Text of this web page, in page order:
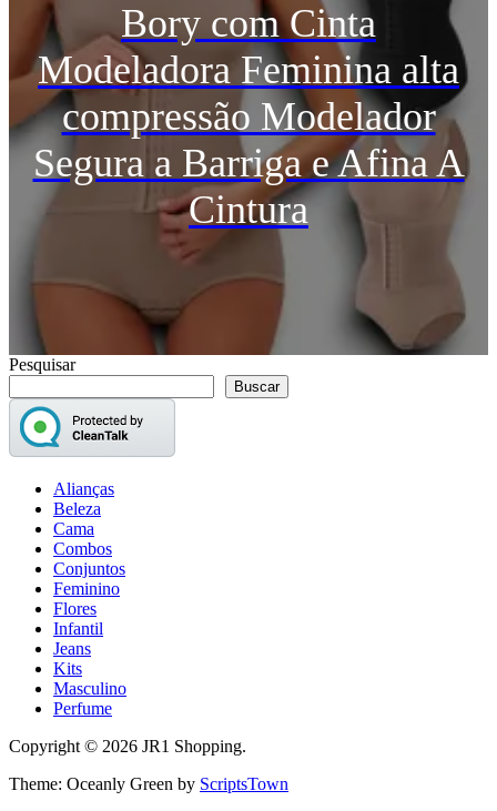
Bory com Cinta
Modeladora Feminina alta
compressão Modelador
Segura a Barriga e Afina A
Cintura
Pesquisar
Buscar
Alianças
Beleza
Cama
Combos
Conjuntos
Feminino
Flores
Infantil
Jeans
Kits
Masculino
Perfume
Copyright © 2026 JR1 Shopping.
Theme: Oceanly Green by ScriptsTown